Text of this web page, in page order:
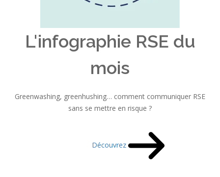
L'infographie RSE du
mois
Greenwashing, greenhushing… comment communiquer RSE
sans se mettre en risque ?
Découvrez